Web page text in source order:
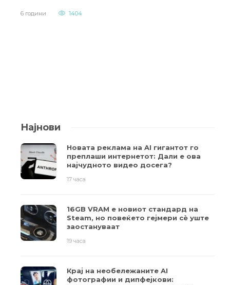
6 години 1404
Најнови
Новата реклама на AI гигантот го
преплаши интернетот: Дали е ова
најчудното видео досега?
17 часа
16GB VRAM е новиот стандард на
Steam, но повеќето гејмери ​​сè уште
заостануваат
19 часа
Крај на необележаните AI
фотографии и дипфејкови: